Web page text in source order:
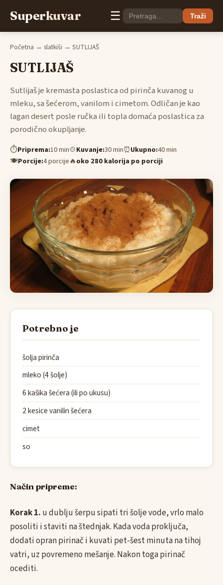
Superkuvar ☰ Traži
Početna → slatkiši → SUTLIJAŠ
SUTLIJAŠ
Sutlijaš je kremasta poslastica od pirinča kuvanog u
mleku, sa šećerom, vanilom i cimetom. Odličan je kao
lagan desert posle ručka ili topla domaća poslastica za
porodično okupljanje.
⏱Priprema:10 min🍲Kuvanje:30 min⏰Ukupno:40 min
🍽Porcije:4 porcije🔥oko 280 kalorija po porciji
Potrebno je
šolja pirinča
mleko (4 šolje)
6 kašika šećera (ili po ukusu)
2 kesice vanilin šećera
cimet
so
Način pripreme:
Korak 1. u dublju šerpu sipati tri šolje vode, vrlo malo
posoliti i staviti na štednjak. Kada voda proključa,
dodati opran pirinač i kuvati pet-šest minuta na tihoj
vatri, uz povremeno mešanje. Nakon toga pirinač
ocediti.